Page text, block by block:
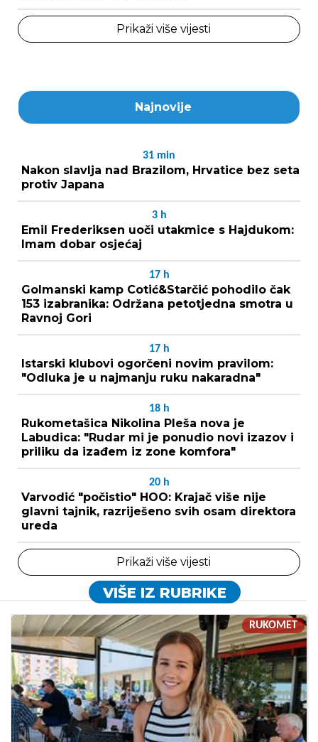
Prikaži više vijesti
Najnovije
31 min
Nakon slavlja nad Brazilom, Hrvatice bez seta
protiv Japana
3 h
Emil Frederiksen uoči utakmice s Hajdukom:
Imam dobar osjećaj
17 h
Golmanski kamp Cotić&Starčić pohodilo čak
153 izabranika: Održana petotjedna smotra u
Ravnoj Gori
17 h
Istarski klubovi ogorčeni novim pravilom:
"Odluka je u najmanju ruku nakaradna"
18 h
Rukometašica Nikolina Pleša nova je
Labudica: "Rudar mi je ponudio novi izazov i
priliku da izađem iz zone komfora"
20 h
Varvodić "počistio" HOO: Krajač više nije
glavni tajnik, razriješeno svih osam direktora
ureda
Prikaži više vijesti
VIŠE IZ RUBRIKE
RUKOMET